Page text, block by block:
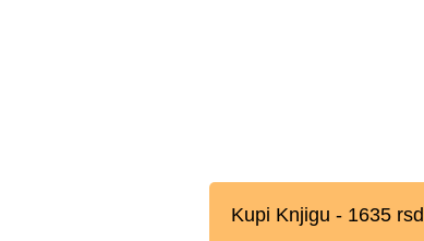
Kupi Knjigu - 1635 rsd